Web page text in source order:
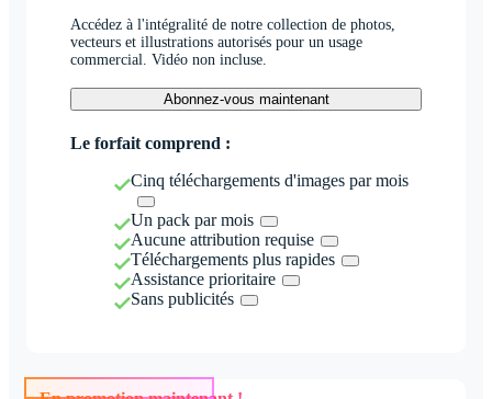
Accédez à l'intégralité de notre collection de photos,
vecteurs et illustrations autorisés pour un usage
commercial. Vidéo non incluse.
Abonnez-vous maintenant
Le forfait comprend :
Cinq téléchargements d'images par mois
Un pack par mois
Aucune attribution requise
Téléchargements plus rapides
Assistance prioritaire
Sans publicités
En promotion maintenant !